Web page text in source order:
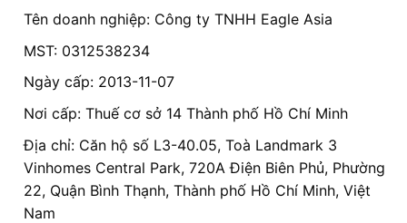
Tên doanh nghiệp: Công ty TNHH Eagle Asia
MST: 0312538234
Ngày cấp: 2013-11-07
Nơi cấp: Thuế cơ sở 14 Thành phố Hồ Chí Minh
Địa chỉ: Căn hộ số L3-40.05, Toà Landmark 3
Vinhomes Central Park, 720A Điện Biên Phủ, Phường
22, Quận Bình Thạnh, Thành phố Hồ Chí Minh, Việt
Nam